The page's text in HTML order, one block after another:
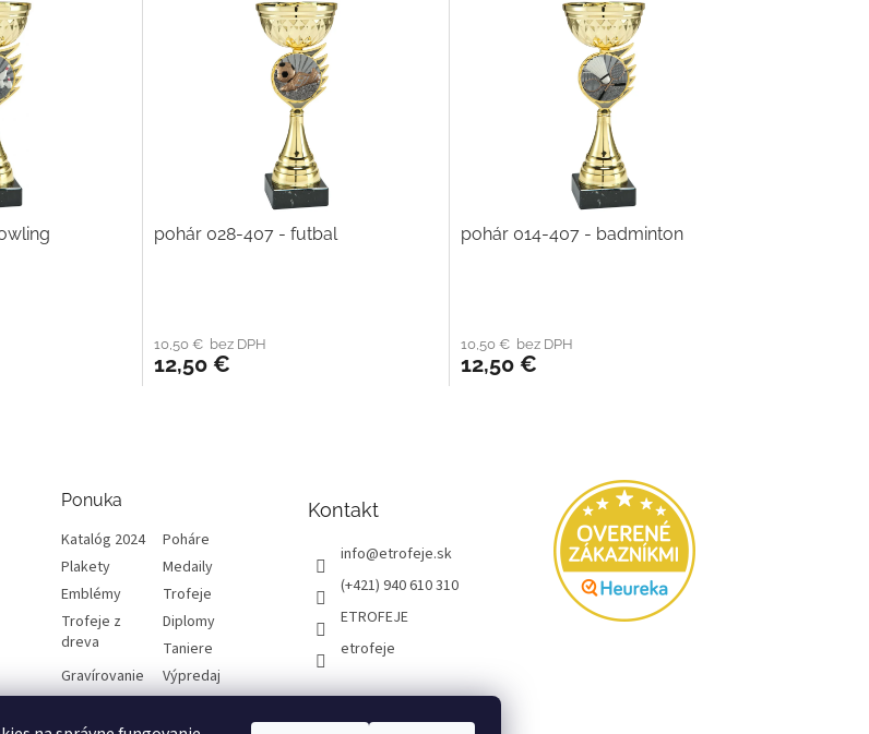
pohár 028-407 - futbal
10,50 € bez DPH
12,50 €
pohár 014-407 - badminton
10,50 € bez DPH
12,50 €
Ponuka
Katalóg 2024
Poháre
Plakety
Medaily
Emblémy
Trofeje
Trofeje z
dreva
Diplomy
Taniere
Výpredaj
Gravírovanie
Kontakt
info@etrofeje.sk
(+421) 940 610 310
ETROFEJE
etrofeje